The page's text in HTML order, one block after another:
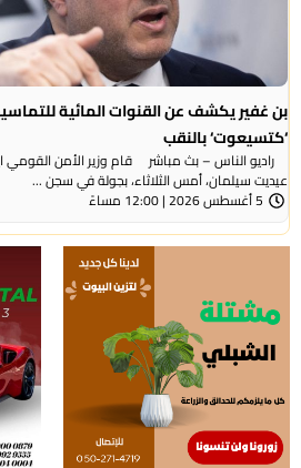
بن غفير يكشف عن القنوات المائية
‘كتسيعوت‘ بالنقب
راديو الناس – بث مباشر قام وزير الأمن القومي
عيديت سيلمان، أمس الثلاثاء، بجولة في سجن ...
5 أغسطس 2026 | 12:00 مساءً